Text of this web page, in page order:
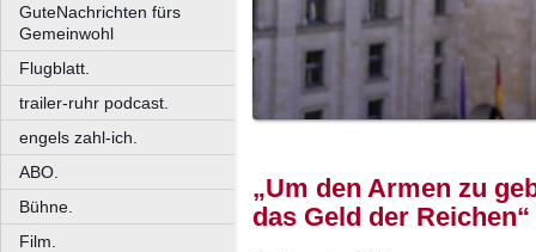
GuteNachrichten fürs
Gemeinwohl
Flugblatt.
trailer-ruhr podcast.
engels zahl-ich.
ABO.
Bühne.
Film.
„Um den Armen zu
das Geld der Reichen“